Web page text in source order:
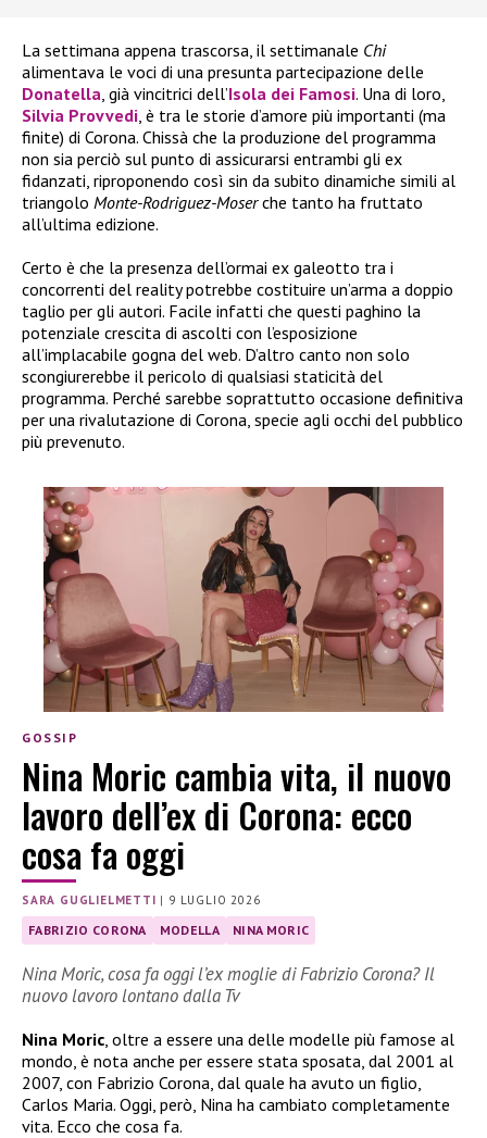
La settimana appena trascorsa, il settimanale Chi
alimentava le voci di una presunta partecipazione delle
Donatella, già vincitrici dell’Isola dei Famosi. Una di loro,
Silvia Provvedi, è tra le storie d’amore più importanti (ma
finite) di Corona. Chissà che la produzione del programma
non sia perciò sul punto di assicurarsi entrambi gli ex
fidanzati, riproponendo così sin da subito dinamiche simili al
triangolo Monte-Rodriguez-Moserche tanto ha fruttato
all’ultima edizione.
Certo è che la presenza dell’ormai ex galeotto tra i
concorrenti del reality potrebbe costituire un’arma a doppio
taglio per gli autori. Facile infatti che questi paghino la
potenziale crescita di ascolti con l’esposizione
all’implacabile gogna del web. D’altro canto non solo
scongiurerebbe il pericolo di qualsiasi staticità del
programma. Perché sarebbe soprattutto occasione definitiva
per una rivalutazione di Corona, specie agli occhi del pubblico
più prevenuto.
GOSSIP
Nina Moric cambia vita, il nuovo
lavoro dell’ex di Corona: ecco
cosa fa oggi
SARA GUGLIELMETTI | 9 LUGLIO 2026
FABRIZIO CORONA MODELLA NINA MORIC
Nina Moric, cosa fa oggi l’ex moglie di Fabrizio Corona? Il
nuovo lavoro lontano dalla Tv
Nina Moric , oltre a essere una delle modelle più famose al
mondo, è nota anche per essere stata sposata, dal 2001 al
2007, con Fabrizio Corona, dal quale ha avuto un figlio,
Carlos Maria. Oggi, però, Nina ha cambiato completamente
vita. Ecco che cosa fa.